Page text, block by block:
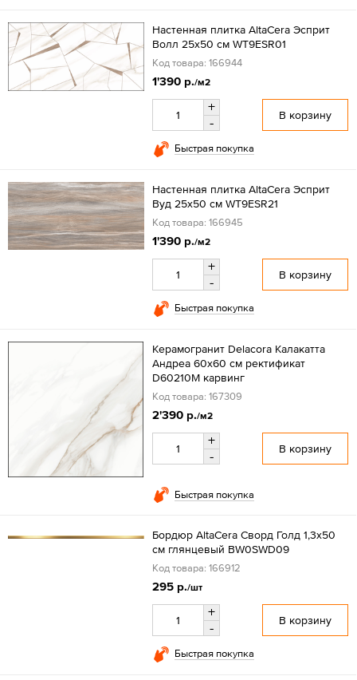
Настенная плитка AltaCera Эсприт
Волл 25x50 см WT9ESR01
Код товара: 166944
1'390 р./м2
+
-
В корзину
Быстрая покупка
Настенная плитка AltaCera Эсприт
Вуд 25x50 см WT9ESR21
Код товара: 166945
1'390 р./м2
+
-
В корзину
Быстрая покупка
Керамогранит Delacora Калакатта
Андреа 60x60 см ректификат
D60210M карвинг
Код товара: 167309
2'390 р./м2
+
-
В корзину
Быстрая покупка
Бордюр AltaCera Сворд Голд 1,3x50
см глянцевый BW0SWD09
Код товара: 166912
295 р./шт
+
-
В корзину
Быстрая покупка